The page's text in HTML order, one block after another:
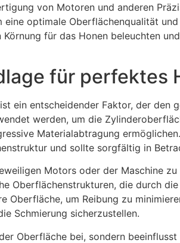
von Motoren und anderen
optimale Oberflächenqualität
für das Honen beleuchten
für perfektes
ein entscheidender Faktor, der den
werden, um die
Materialabtragung
und sollte sorgfältig in
Motors oder der Maschine
Oberflächenstrukturen, die durch
Oberfläche, um Reibung zu
Schmierung sicherzustellen.
Oberfläche bei, sondern